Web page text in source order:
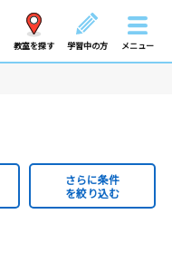
教室を探す 学習中の方 メニュー
さらに条件
を絞り込む